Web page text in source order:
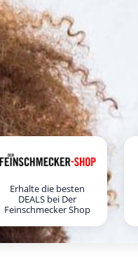
Erhalte die besten
DEALS bei Der
Feinschmecker Shop